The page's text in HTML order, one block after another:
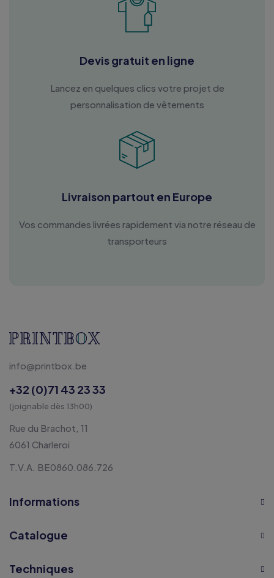
Devis gratuit en ligne
Lancez en quelques clics votre projet de
personnalisation de vêtements
Livraison partout en Europe
Vos commandes livrées rapidement via notre réseau de
transporteurs
info@printbox.be
+32 (0)71 43 23 33
(joignable dès 13h00)
Rue du Brachot, 11
6061 Charleroi
T.V.A. BE0860.086.726
Informations
Catalogue
Techniques